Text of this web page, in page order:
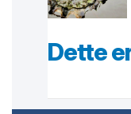
Dette